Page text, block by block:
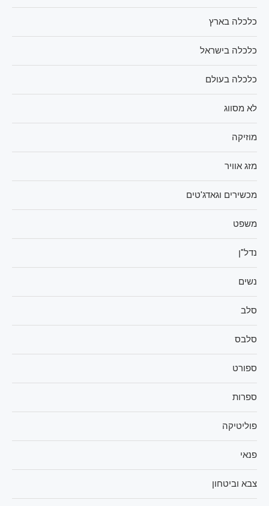
כלכלה בארץ
כלכלה בישראל
כלכלה בעולם
לא מסווג
מוזיקה
מזג אוויר
מכשירים וגאדג'טים
משפט
נדל"ן
נשים
סלב
סלבס
ספורט
ספרות
פוליטיקה
פנאי
צבא וביטחון